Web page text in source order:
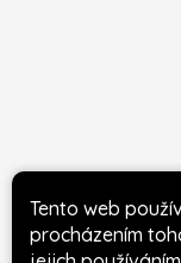
Tento web
procházením